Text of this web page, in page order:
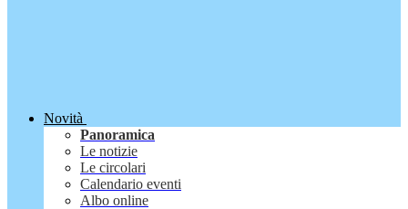
Novità
Panoramica
Le notizie
Le circolari
Calendario eventi
Albo online